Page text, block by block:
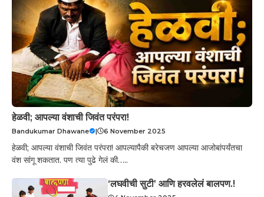
हेळवी; आपल्या वंशाची जिवंत परंपरा!
Bandukumar Dhawane | 6 November 2025
हेळवी; आपल्या वंशाची जिवंत परंपरा! आपल्यापैकी बरेचजण आपल्या आजोबांपर्यंतचा
वंश सांगू शकतात. पण त्या पुढे गेलं की…..
‘लघवीची सुटी’ आणि हरवलेलं बालपण.!